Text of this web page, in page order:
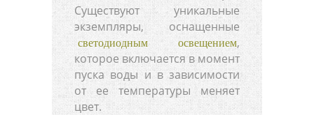
Существуют уникальные
экземпляры, оснащенные
светодиодным освещением,
которое включается в момент
пуска воды и в зависимости
от ее температуры меняет
цвет.